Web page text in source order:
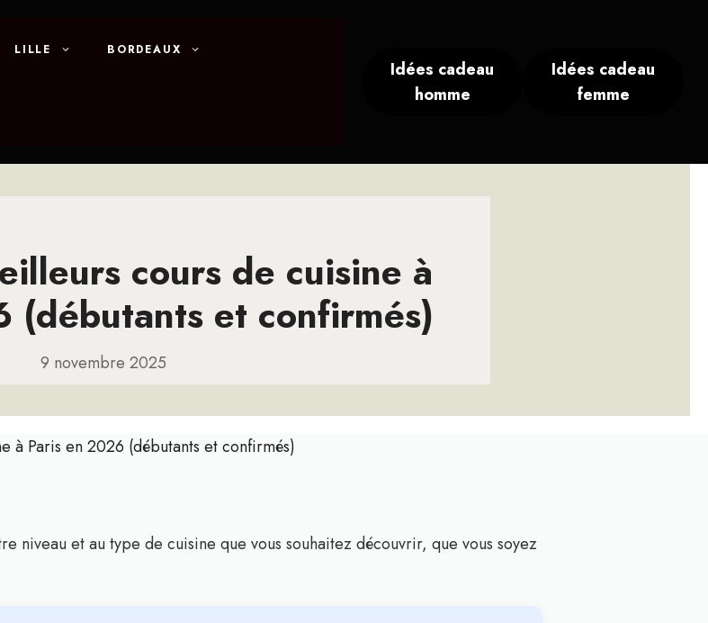
LILLE BORDEAUX
Idées cadeau
homme
Idées cadeau
femme
cours de cuisine à
(débutants et confirmés)
9 novembre 2025
à Paris en 2026 (débutants et confirmés)
niveau et au type de cuisine que vous souhaitez découvrir, que vous soyez